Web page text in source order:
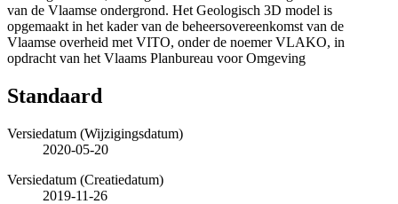
van de Vlaamse ondergrond. Het Geologisch 3D model is
opgemaakt in het kader van de beheersovereenkomst van de
Vlaamse overheid met VITO, onder de noemer VLAKO, in
opdracht van het Vlaams Planbureau voor Omgeving
Standaard
Versiedatum (Wijzigingsdatum)
2020-05-20
Versiedatum (Creatiedatum)
2019-11-26